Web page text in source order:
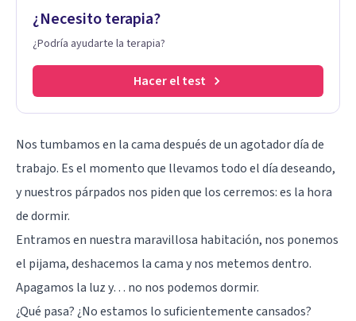
¿Necesito terapia?
¿Podría ayudarte la terapia?
Hacer el test
Nos tumbamos en la cama después de un agotador día de
trabajo. Es el momento que llevamos todo el día deseando,
y nuestros párpados nos piden que los cerremos: es la hora
de dormir.
Entramos en nuestra maravillosa habitación, nos ponemos
el pijama, deshacemos la cama y nos metemos dentro.
Apagamos la luz y… no nos podemos dormir.
¿Qué pasa? ¿No estamos lo suficientemente cansados?